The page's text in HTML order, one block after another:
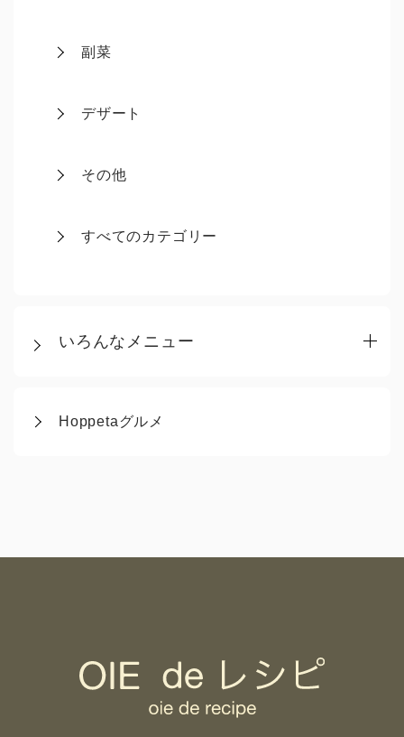
副菜
デザート
その他
すべてのカテゴリー
いろんなメニュー
Hoppetaグルメ